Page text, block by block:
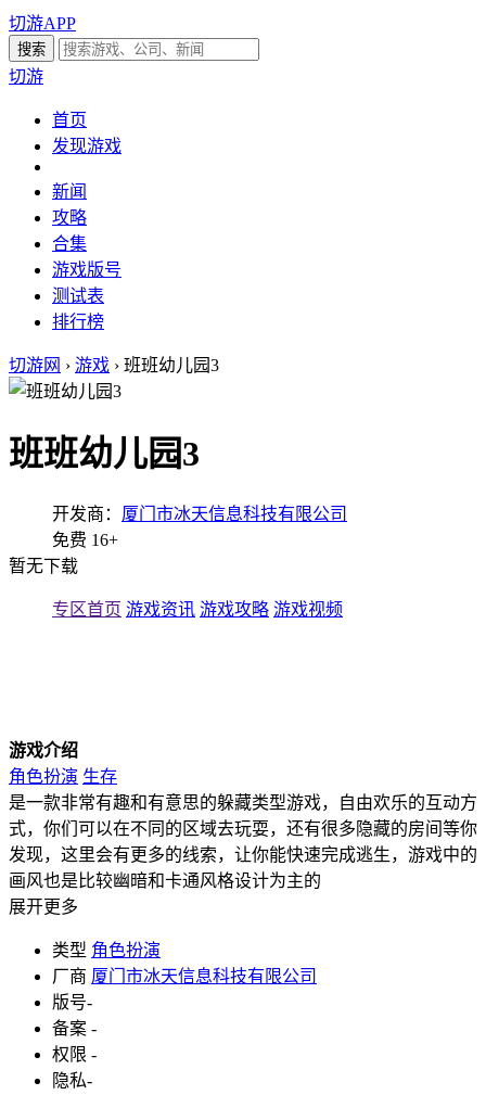
切游APP
切游
首页
发现游戏
新闻
攻略
合集
游戏版号
测试表
排行榜
切游网 › 游戏 › 班班幼儿园3
班班幼儿园3
开发商： 厦门市冰天信息科技有限公司
免费 16+
暂无下载
专区首页 游戏资讯 游戏攻略 游戏视频
游戏介绍
角色扮演 生存
是一款非常有趣和有意思的躲藏类型游戏，自由欢乐的互动方
式，你们可以在不同的区域去玩耍，还有很多隐藏的房间等你
发现，这里会有更多的线索，让你能快速完成逃生，游戏中的
画风也是比较幽暗和卡通风格设计为主的
展开更多
类型 角色扮演
厂商 厦门市冰天信息科技有限公司
版号-
备案 -
权限 -
隐私-